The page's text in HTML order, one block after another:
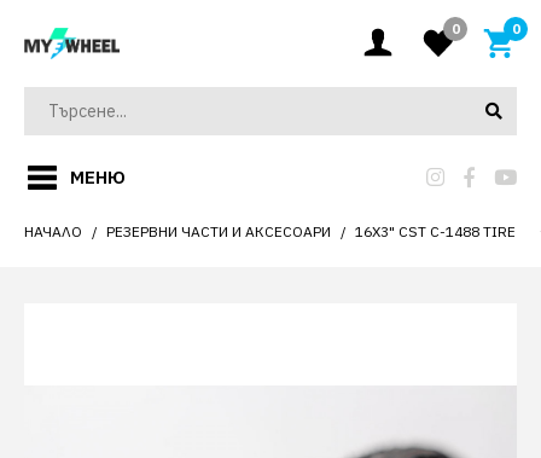
0 0
МЕНЮ
НАЧАЛО РЕЗЕРВНИ ЧАСТИ И АКСЕСОАРИ 16X3" CST C-1488 TIRE